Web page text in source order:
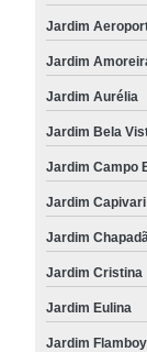
Jardim
Jardim
Jardim Aurélia
Jardim Bela
Jardim Campo
Jardim Capivari
Jardim
Jardim Cristina
Jardim Eulina
Jardim